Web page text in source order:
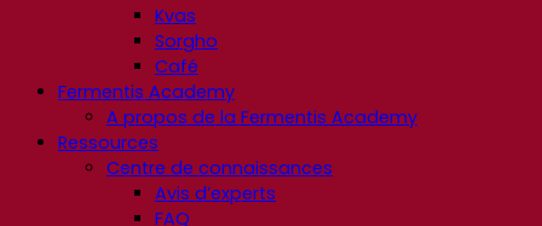
Kvas
Sorgho
Café
Fermentis Academy
A propos de la Fermentis Academy
Ressources
Centre de connaissances
Avis d’experts
FAQ